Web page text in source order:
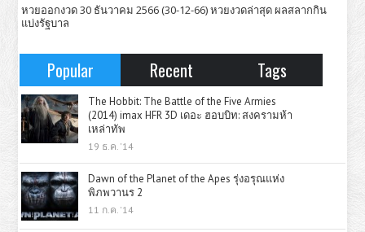
หวยออกงวด 30 ธันวาคม 2566 (30-12-66) หวยงวดล่าสุด ผลสลากกิน
แบ่งรัฐบาล
Popular Recent Tags
The Hobbit: The Battle of the Five Armies
(2014) imax HFR 3D เดอะ ฮอบบิท: สงครามห้า
เหล่าทัพ
19 ธ.ค. '14
Dawn of the Planet of the Apes รุ่งอรุณแห่ง
พิภพวานร 2
11 ก.ค. '14